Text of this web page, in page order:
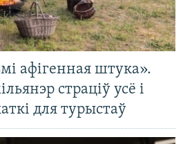
афігенная штука».
страціў усё і
для турыстаў